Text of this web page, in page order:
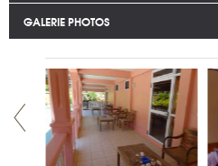
GALERIE PHOTOS